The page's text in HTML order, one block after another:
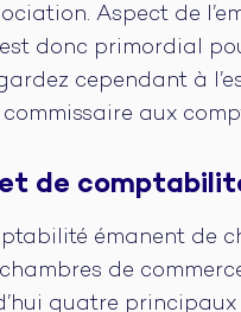
Aspect de
donc primordial
cependant à
aux
de
émanent de
de
quatre principaux